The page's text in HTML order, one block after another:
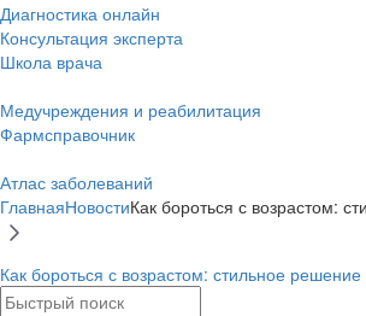
Диагностика онлайн
Консультация эксперта
Школа врача
Медучреждения и реабилитация
Фармсправочник
Атлас заболеваний
ГлавнаяНовостиКак бороться с возрастом:
Как бороться с возрастом: стильное